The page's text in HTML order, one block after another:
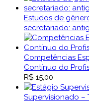
Estudos de
secretariado:
Competências
Contínuo do
R$ 15,00
Supervisionado –